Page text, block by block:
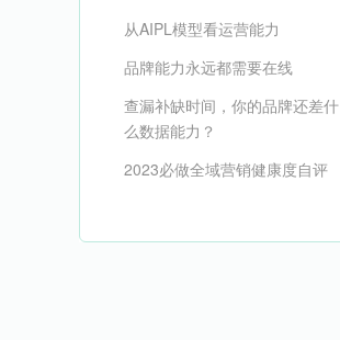
从AIPL模型看运营能力
品牌能力永远都需要在线
查漏补缺时间，你的品牌还差什
么数据能力？
2023必做全域营销健康度自评